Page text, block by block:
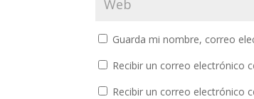
Guarda mi nombre, correo
Recibir un correo electrónico
Recibir un correo electrónico